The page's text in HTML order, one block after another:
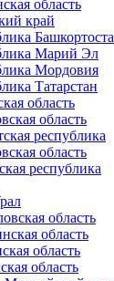
область
край
Марий Эл
Мордовия
Татарстан
область
область
республика
область
республика
область
область
область
область